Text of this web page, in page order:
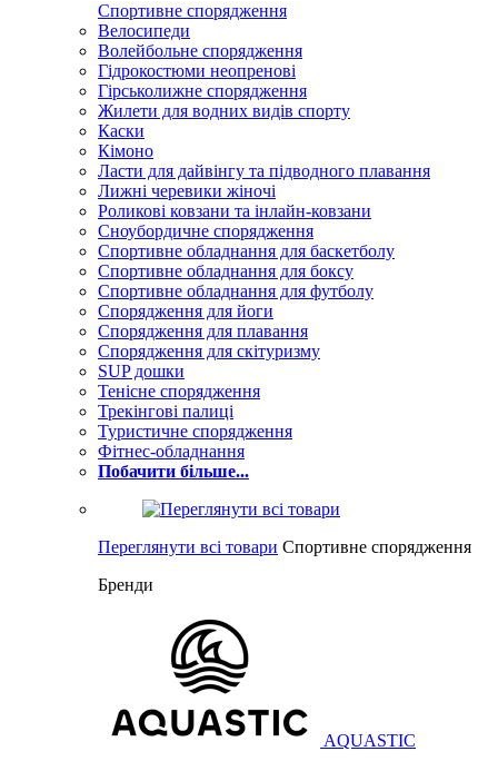
Спортивне спорядження
Велосипеди
Волейбольне спорядження
Гідрокостюми неопренові
Гірськолижне спорядження
Жилети для водних видів спорту
Каски
Кімоно
Ласти для дайвінгу та підводного плавання
Лижні черевики жіночі
Роликові ковзани та інлайн-ковзани
Сноубордичне спорядження
Спортивне обладнання для баскетболу
Спортивне обладнання для боксу
Спортивне обладнання для футболу
Спорядження для йоги
Спорядження для плавання
Спорядження для скітуризму
SUP дошки
Тенісне спорядження
Трекінгові палиці
Туристичне спорядження
Фітнес-обладнання
Побачити більше...
Переглянути всі товари Спортивне спорядження
Бренди
AQUASTIC